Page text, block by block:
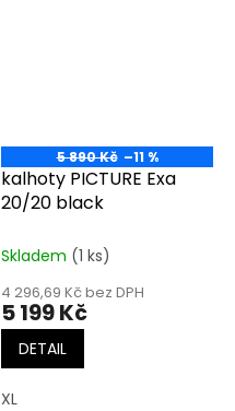
5 890 Kč –11 %
kalhoty PICTURE Exa
20/20 black
Skladem (1 ks)
4 296,69 Kč bez DPH
5 199 Kč
DETAIL
XL